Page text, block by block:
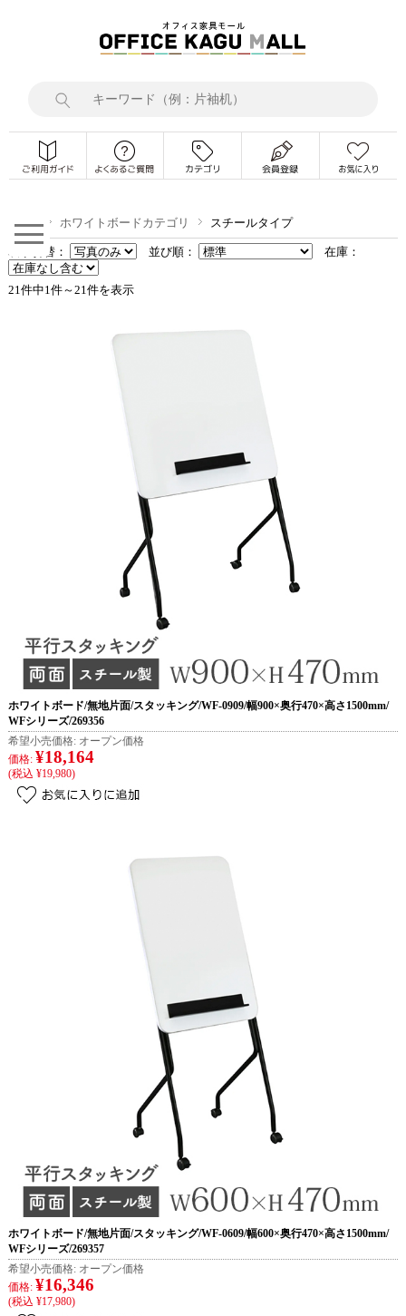
TOP ホワイトボードカテゴリ スチールタイプ
表示切替： 並び順： 在庫：
21件中1件～21件を表示
ホワイトボード/無地片面/スタッキング/WF-0909/幅900×奥行470×高さ1500mm/
WFシリーズ/269356
希望小売価格: オープン価格
価格: ¥18,164
(税込 ¥19,980)
ホワイトボード/無地片面/スタッキング/WF-0609/幅600×奥行470×高さ1500mm/
WFシリーズ/269357
希望小売価格: オープン価格
価格: ¥16,346
(税込 ¥17,980)